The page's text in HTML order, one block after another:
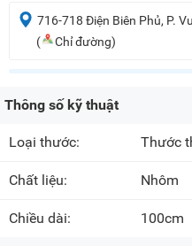
716-718 Điện Biên Phủ, P.
(
Chỉ đường)
Thông số kỹ thuật
Loại thước: Thước
Chất liệu: Nhôm
Chiều dài: 100cm